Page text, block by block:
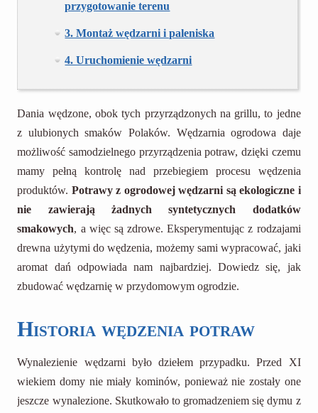
przygotowanie terenu
3. Montaż wędzarni i paleniska
4. Uruchomienie wędzarni
Dania wędzone, obok tych przyrządzonych na grillu, to jedne
z ulubionych smaków Polaków. Wędzarnia ogrodowa daje
możliwość samodzielnego przyrządzenia potraw, dzięki czemu
mamy pełną kontrolę nad przebiegiem procesu wędzenia
produktów. Potrawy z ogrodowej wędzarni są ekologiczne i
nie zawierają żadnych syntetycznych dodatków
smakowych, a więc są zdrowe. Eksperymentując z rodzajami
drewna użytymi do wędzenia, możemy sami wypracować, jaki
aromat dań odpowiada nam najbardziej. Dowiedz się, jak
zbudować wędzarnię w przydomowym ogrodzie.
Historia wędzenia potraw
Wynalezienie wędzarni było dziełem przypadku. Przed XI
wiekiem domy nie miały kominów, ponieważ nie zostały one
jeszcze wynalezione. Skutkowało to gromadzeniem się dymu z